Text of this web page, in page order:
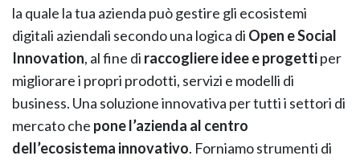
la quale la tua azienda può gestire gli ecosistemi
digitali aziendali secondo una logica di Open e Social
Innovation, al fine di raccogliere idee e progettiper
migliorare i propri prodotti, servizi e modelli di
business. Una soluzione innovativa per tutti i settori di
mercato che pone l’azienda al centro
dell’ecosistema innovativo. Forniamo strumenti di